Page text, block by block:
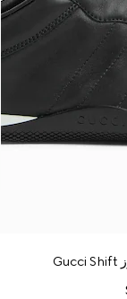
حذاء سنيكرز Gucci Shift